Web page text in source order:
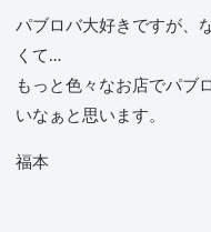
パブロバ大好きですが、
くて…
もっと色々なお店でパブ
いなぁと思います。
福本